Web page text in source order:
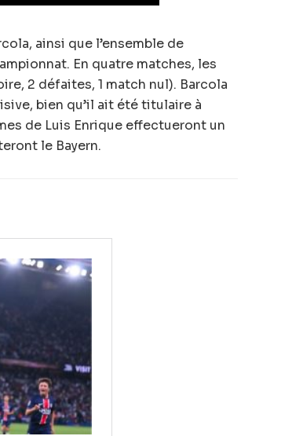
ainsi que l’ensemble de
En quatre matches, les
2 défaites, 1 match nul). Barcola
bien qu’il ait été titulaire à
de Luis Enrique effectueront un
le Bayern.